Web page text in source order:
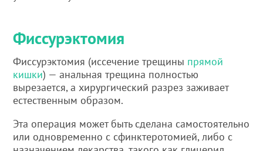
Фиссурэктомия
Фиссурэктомия (иссечение трещины прямой
кишки) — анальная трещина полностью
вырезается, а хирургический разрез заживает
естественным образом.
Эта операция может быть сделана самостоятельно
или одновременно с сфинктеротомией, либо с